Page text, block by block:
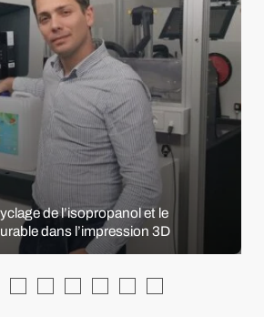
de l’isopropanol et le
dans l’impression 3D